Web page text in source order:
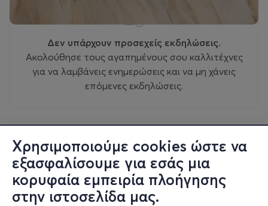
Χρησιμοποιούμε cookies ώστε να
εξασφαλίσουμε για εσάς μια
κορυφαία εμπειρία πλοήγησης
στην ιστοσελίδα μας.
Δεν υπάρχουν προσεχείς εκδηλώσεις.
Ακολούθησε τους αγαπημένους σου καλλιτέχνες
για να λαμβάνεις ενημερώσεις και να μη χάνεις
επόμενες εκδηλώσεις.